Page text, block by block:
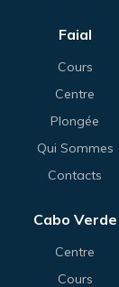
Faial
Cours
Centre
Plongée
Qui Sommes
Contacts
Cabo Verde
Centre
Cours